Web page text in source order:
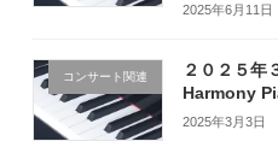
2025年6月11日
コンサート関連
２０２５年
Harmony
2025年3月3日